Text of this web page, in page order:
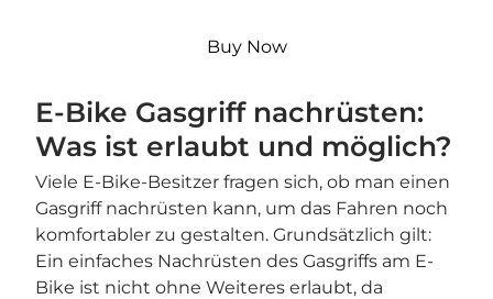
Buy Now
E-Bike Gasgriff nachrüsten:
Was ist erlaubt und möglich?
Viele E-Bike-Besitzer fragen sich, ob man einen
Gasgriff nachrüsten kann, um das Fahren noch
komfortabler zu gestalten. Grundsätzlich gilt:
Ein einfaches Nachrüsten des Gasgriffs am E-
Bike ist nicht ohne Weiteres erlaubt, da